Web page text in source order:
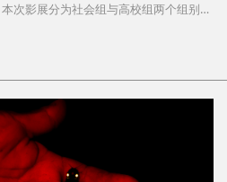
次影展分为社会组与高校组两个组别，
会第九届副主席柳军，北京电影学院影
编辑李波，评选由《中国摄影》杂志社
评审，评选出最终入选作品，现将名单